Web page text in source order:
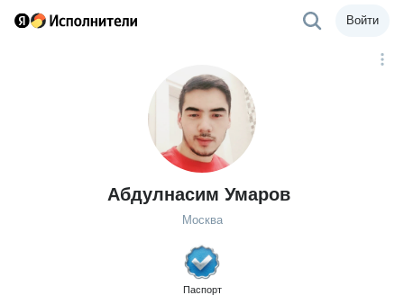
Войти
Абдулнасим Умаров
Москва
Паспорт